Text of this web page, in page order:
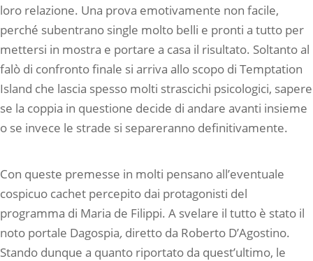
loro relazione. Una prova emotivamente non facile,
perché subentrano single molto belli e pronti a tutto per
mettersi in mostra e portare a casa il risultato. Soltanto al
falò di confronto finale si arriva allo scopo di Temptation
Island che lascia spesso molti strascichi psicologici, sapere
se la coppia in questione decide di andare avanti insieme
o se invece le strade si separeranno definitivamente.
Con queste premesse in molti pensano all’eventuale
cospicuo cachet percepito dai protagonisti del
programma di Maria de Filippi. A svelare il tutto è stato il
noto portale Dagospia, diretto da Roberto D’Agostino.
Stando dunque a quanto riportato da quest’ultimo, le